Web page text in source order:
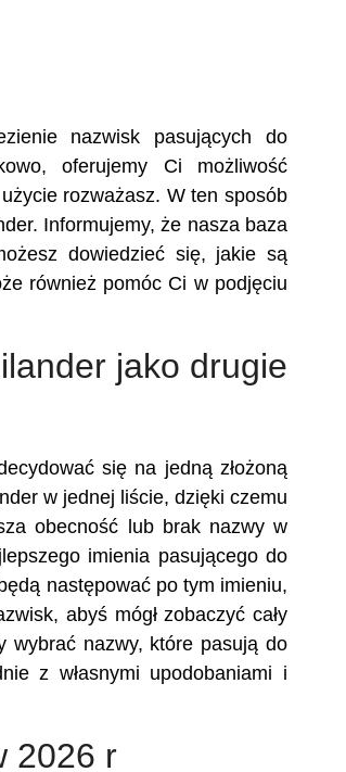
nazwisk pasujących do
oferujemy Ci możliwość
rozważasz. W ten sposób
Informujemy, że nasza baza
dowiedzieć się, jakie są
również pomóc Ci w podjęciu
jako drugie
się na jedną złożoną
w jednej liście, dzięki czemu
obecność lub brak nazwy w
imienia pasującego do
następować po tym imieniu,
abyś mógł zobaczyć cały
wybrać nazwy, które pasują do
z własnymi upodobaniami i
2026 r